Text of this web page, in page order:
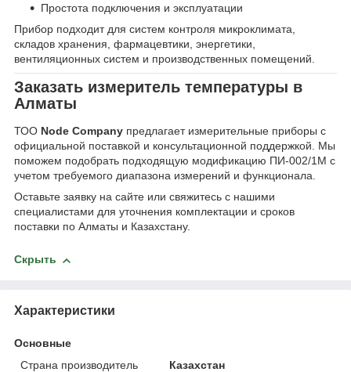
Простота подключения и эксплуатации
Прибор подходит для систем контроля микроклимата,
складов хранения, фармацевтики, энергетики,
вентиляционных систем и производственных помещений.
Заказать измеритель температуры в
Алматы
ТОО Node Company предлагает измерительные приборы с
официальной поставкой и консультационной поддержкой. Мы
поможем подобрать подходящую модификацию ПИ-002/1М с
учетом требуемого диапазона измерений и функционала.
Оставьте заявку на сайте или свяжитесь с нашими
специалистами для уточнения комплектации и сроков
поставки по Алматы и Казахстану.
Скрыть
Характеристики
Основные
Страна производитель
Казахстан